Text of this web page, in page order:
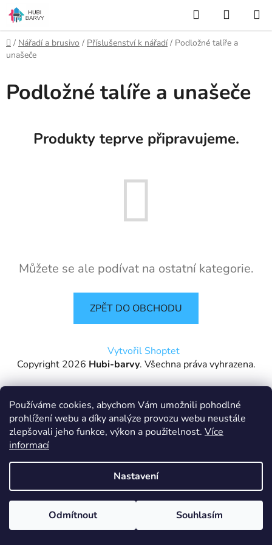
Používáme cookies, abychom Vám umožnili pohodlné
prohlížení webu a díky analýze provozu webu neustále
zlepšovali jeho funkce, výkon a použitelnost. Více
informací
Nastavení
Odmítnout Souhlasím
Přejít
na
obsah
Z důvodu dovolených je zákaznická linka mimo provoz. Pište
Hledat
KOŠÍK
Domů
/ Nářadí a brusivo / Příslušenství k nářadí / Podložné talíře a
unašeče
Podložné talíře a unašeče
Produkty teprve připravujeme.
Můžete se ale podívat na ostatní kategorie.
ZPĚT DO OBCHODU
p
a
Vytvořil Shoptet
Copyright 2026 Hubi-barvy. Všechna práva vyhrazena.